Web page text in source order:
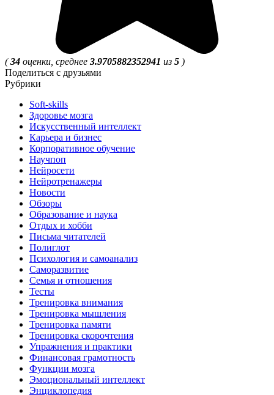
(34 оценки, среднее 3.9705882352941 из 5 )
Поделиться с друзьями
Рубрики
Soft-skills
Здоровье мозга
Искусственный интеллект
Карьера и бизнес
Корпоративное обучение
Научпоп
Нейросети
Нейротренажеры
Новости
Обзоры
Образование и наука
Отдых и хобби
Письма читателей
Полиглот
Психология и самоанализ
Саморазвитие
Семья и отношения
Тесты
Тренировка внимания
Тренировка мышления
Тренировка памяти
Тренировка скорочтения
Упражнения и практики
Финансовая грамотность
Функции мозга
Эмоциональный интеллект
Энциклопедия